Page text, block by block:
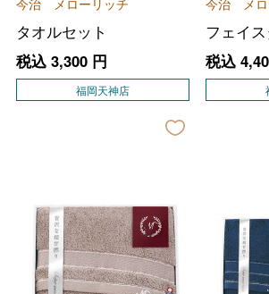
タオルセット
税込 3,300円
福岡天神店
フェイ
税込
フード＆スイーツ
バレンタインチョコレ